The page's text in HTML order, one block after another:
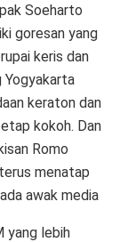
Soeharto
goresan yang
keris dan
Yogyakarta
keraton dan
kokoh. Dan
Romo
menatap
awak media
yang lebih